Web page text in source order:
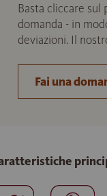
Basta cliccare
domanda - in
deviazioni. Il
Fai una